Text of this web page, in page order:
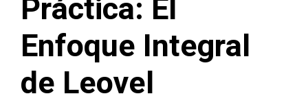
Práctica: El
Enfoque Integral
de Leovel